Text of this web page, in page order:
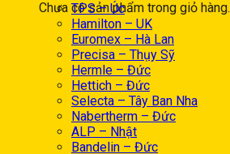
Chưa có sản phẩm trong giỏ hàng.
TPS – Úc
Hamilton – UK
Euromex – Hà Lan
Precisa – Thụy Sỹ
Hermle – Đức
Hettich – Đức
Selecta – Tây Ban Nha
Nabertherm – Đức
ALP – Nhật
Bandelin – Đức